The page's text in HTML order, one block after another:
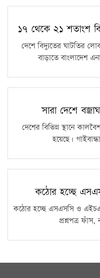
১৭ থেকে ২১ শতাংশ
দেশে বিদ্যুতের ঘাটতির
বাড়াতে বাংলাদেশ
সারা দেশে
দেশের বিভিন্ন স্থানে
হয়েছে।
কঠোর হচ্ছে
কঠোর হচ্ছে এসএসসি ও
প্রশ্নপত্র